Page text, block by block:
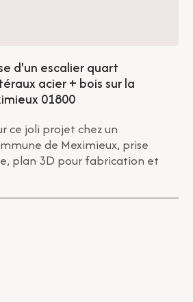
d'un escalier quart
acier + bois sur la
01800
ce joli projet chez un
de Meximieux, prise
plan 3D pour fabrication et